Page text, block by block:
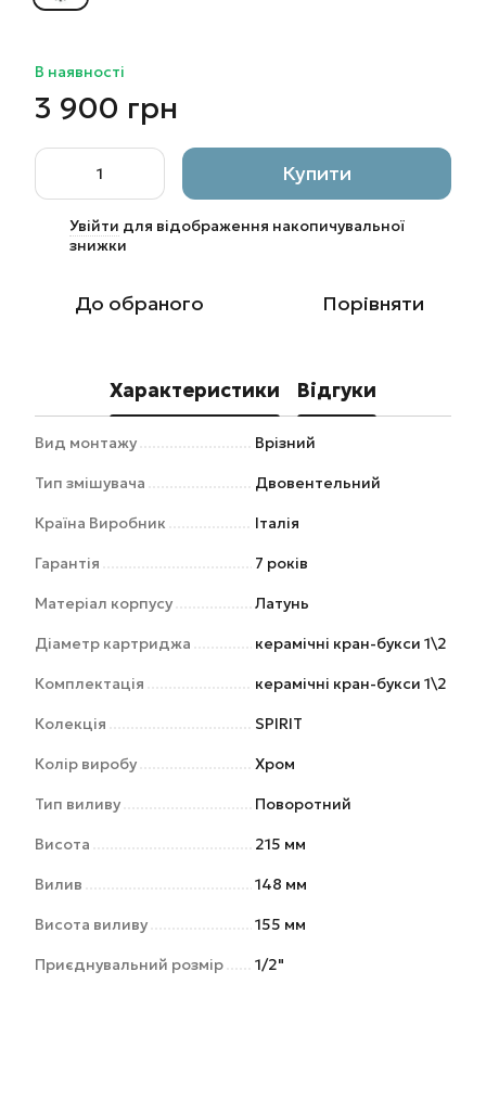
В наявності
3 900 грн
Купити
Увійти для відображення накопичувальної
знижки
До обраного Порівняти
Характеристики Відгуки
Вид монтажу Врізний
Тип змішувача Двовентельний
Країна Виробник Італія
Гарантія 7 років
Матеріал корпусу Латунь
Діаметр картриджа керамічні кран-букси 1\2
Комплектація керамічні кран-букси 1\2
Колекція SPIRIT
Колір виробу Хром
Тип виливу Поворотний
Висота 215 мм
Вилив 148 мм
Висота виливу 155 мм
Приєднувальний розмір 1/2"